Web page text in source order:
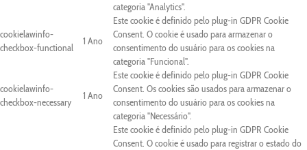
categoria "Analytics".
cookielawinfo-
checkbox-functional
1 Ano
Este cookie é definido pelo plug-in GDPR Cookie
Consent. O cookie é usado para armazenar o
consentimento do usuário para os cookies na
categoria "Funcional".
cookielawinfo-
checkbox-necessary
1 Ano
Este cookie é definido pelo plug-in GDPR Cookie
Consent. Os cookies são usados para armazenar o
consentimento do usuário para os cookies na
categoria "Necessário".
Este cookie é definido pelo plug-in GDPR Cookie
Consent. O cookie é usado para registrar o estado do